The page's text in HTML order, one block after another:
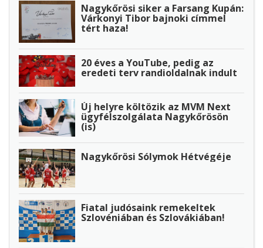
Nagykőrösi siker a Farsang Kupán:
Várkonyi Tibor bajnoki címmel
tért haza!
20 éves a YouTube, pedig az
eredeti terv randioldalnak indult
Új helyre költözik az MVM Next
ügyfélszolgálata Nagykőrösön
(is)
Nagykőrösi Sólymok Hétvégéje
Fiatal judósaink remekeltek
Szlovéniában és Szlovákiában!